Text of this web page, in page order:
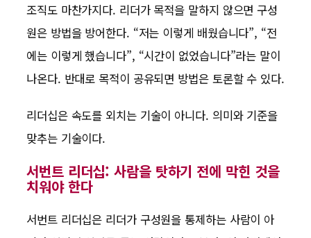
조직도 마찬가지다. 리더가 목적을 말하지 않으면 구성
원은 방법을 방어한다. “저는 이렇게 배웠습니다”, “전
에는 이렇게 했습니다”, “시간이 없었습니다”라는 말이
나온다. 반대로 목적이 공유되면 방법은 토론할 수 있다.
리더십은 속도를 외치는 기술이 아니다. 의미와 기준을
맞추는 기술이다.
서번트 리더십: 사람을 탓하기 전에 막힌 것을
치워야 한다
서번트 리더십은 리더가 구성원을 통제하는 사람이 아